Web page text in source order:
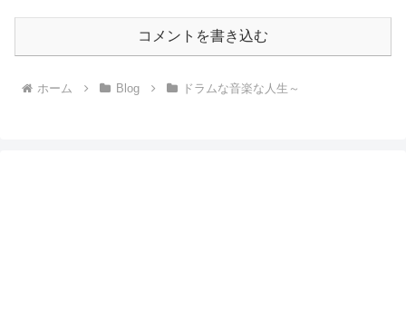
コメントを書き込む
ホーム Blog ドラムな音楽な人生～